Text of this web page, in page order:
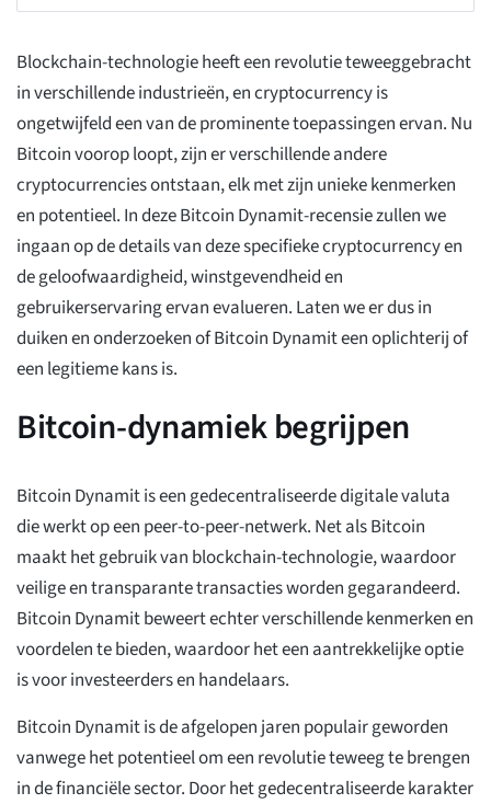
Blockchain-technologie heeft een revolutie teweeggebracht
in verschillende industrieën, en cryptocurrency is
ongetwijfeld een van de prominente toepassingen ervan. Nu
Bitcoin voorop loopt, zijn er verschillende andere
cryptocurrencies ontstaan, elk met zijn unieke kenmerken
en potentieel. In deze Bitcoin Dynamit-recensie zullen we
ingaan op de details van deze specifieke cryptocurrency en
de geloofwaardigheid, winstgevendheid en
gebruikerservaring ervan evalueren. Laten we er dus in
duiken en onderzoeken of Bitcoin Dynamit een oplichterij of
een legitieme kans is.
Bitcoin-dynamiek begrijpen
Bitcoin Dynamit is een gedecentraliseerde digitale valuta
die werkt op een peer-to-peer-netwerk. Net als Bitcoin
maakt het gebruik van blockchain-technologie, waardoor
veilige en transparante transacties worden gegarandeerd.
Bitcoin Dynamit beweert echter verschillende kenmerken en
voordelen te bieden, waardoor het een aantrekkelijke optie
is voor investeerders en handelaars.
Bitcoin Dynamit is de afgelopen jaren populair geworden
vanwege het potentieel om een revolutie teweeg te brengen
in de financiële sector. Door het gedecentraliseerde karakter